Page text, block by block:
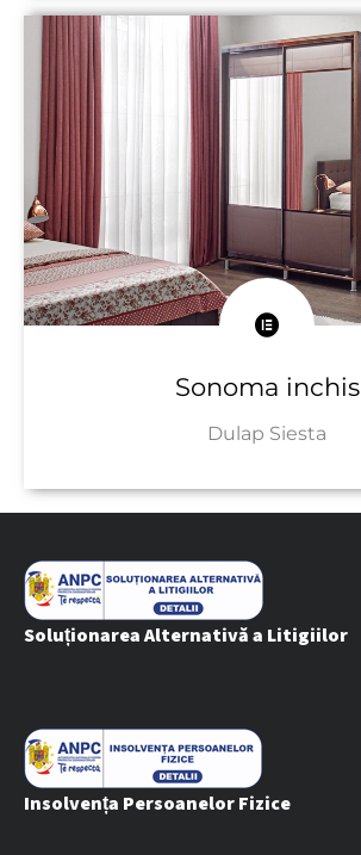
Către Produs
Sonoma inchis
Dulap Siesta
Soluționarea Alternativă a Litigiilor
Insolvența Persoanelor Fizice